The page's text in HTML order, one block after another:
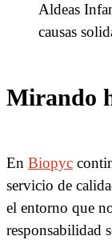
Aldeas
causas
Mirando
En Biopyc
servicio de
el entorno que
responsabilidad